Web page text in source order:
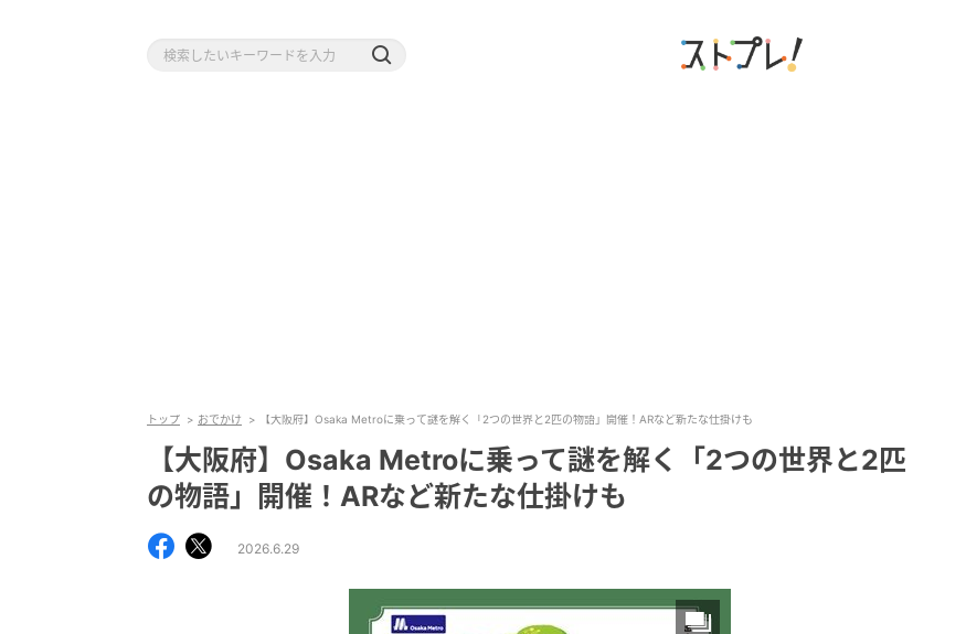
トップ おでかけ 【大阪府】Osaka Metroに乗って謎を解く「2つの世界と2匹の物語」開催！ARなど新たな仕掛けも
【大阪府】Osaka Metroに乗って謎を解く「2つの世界と2匹
の物語」開催！ARなど新たな仕掛けも
2026.6.29